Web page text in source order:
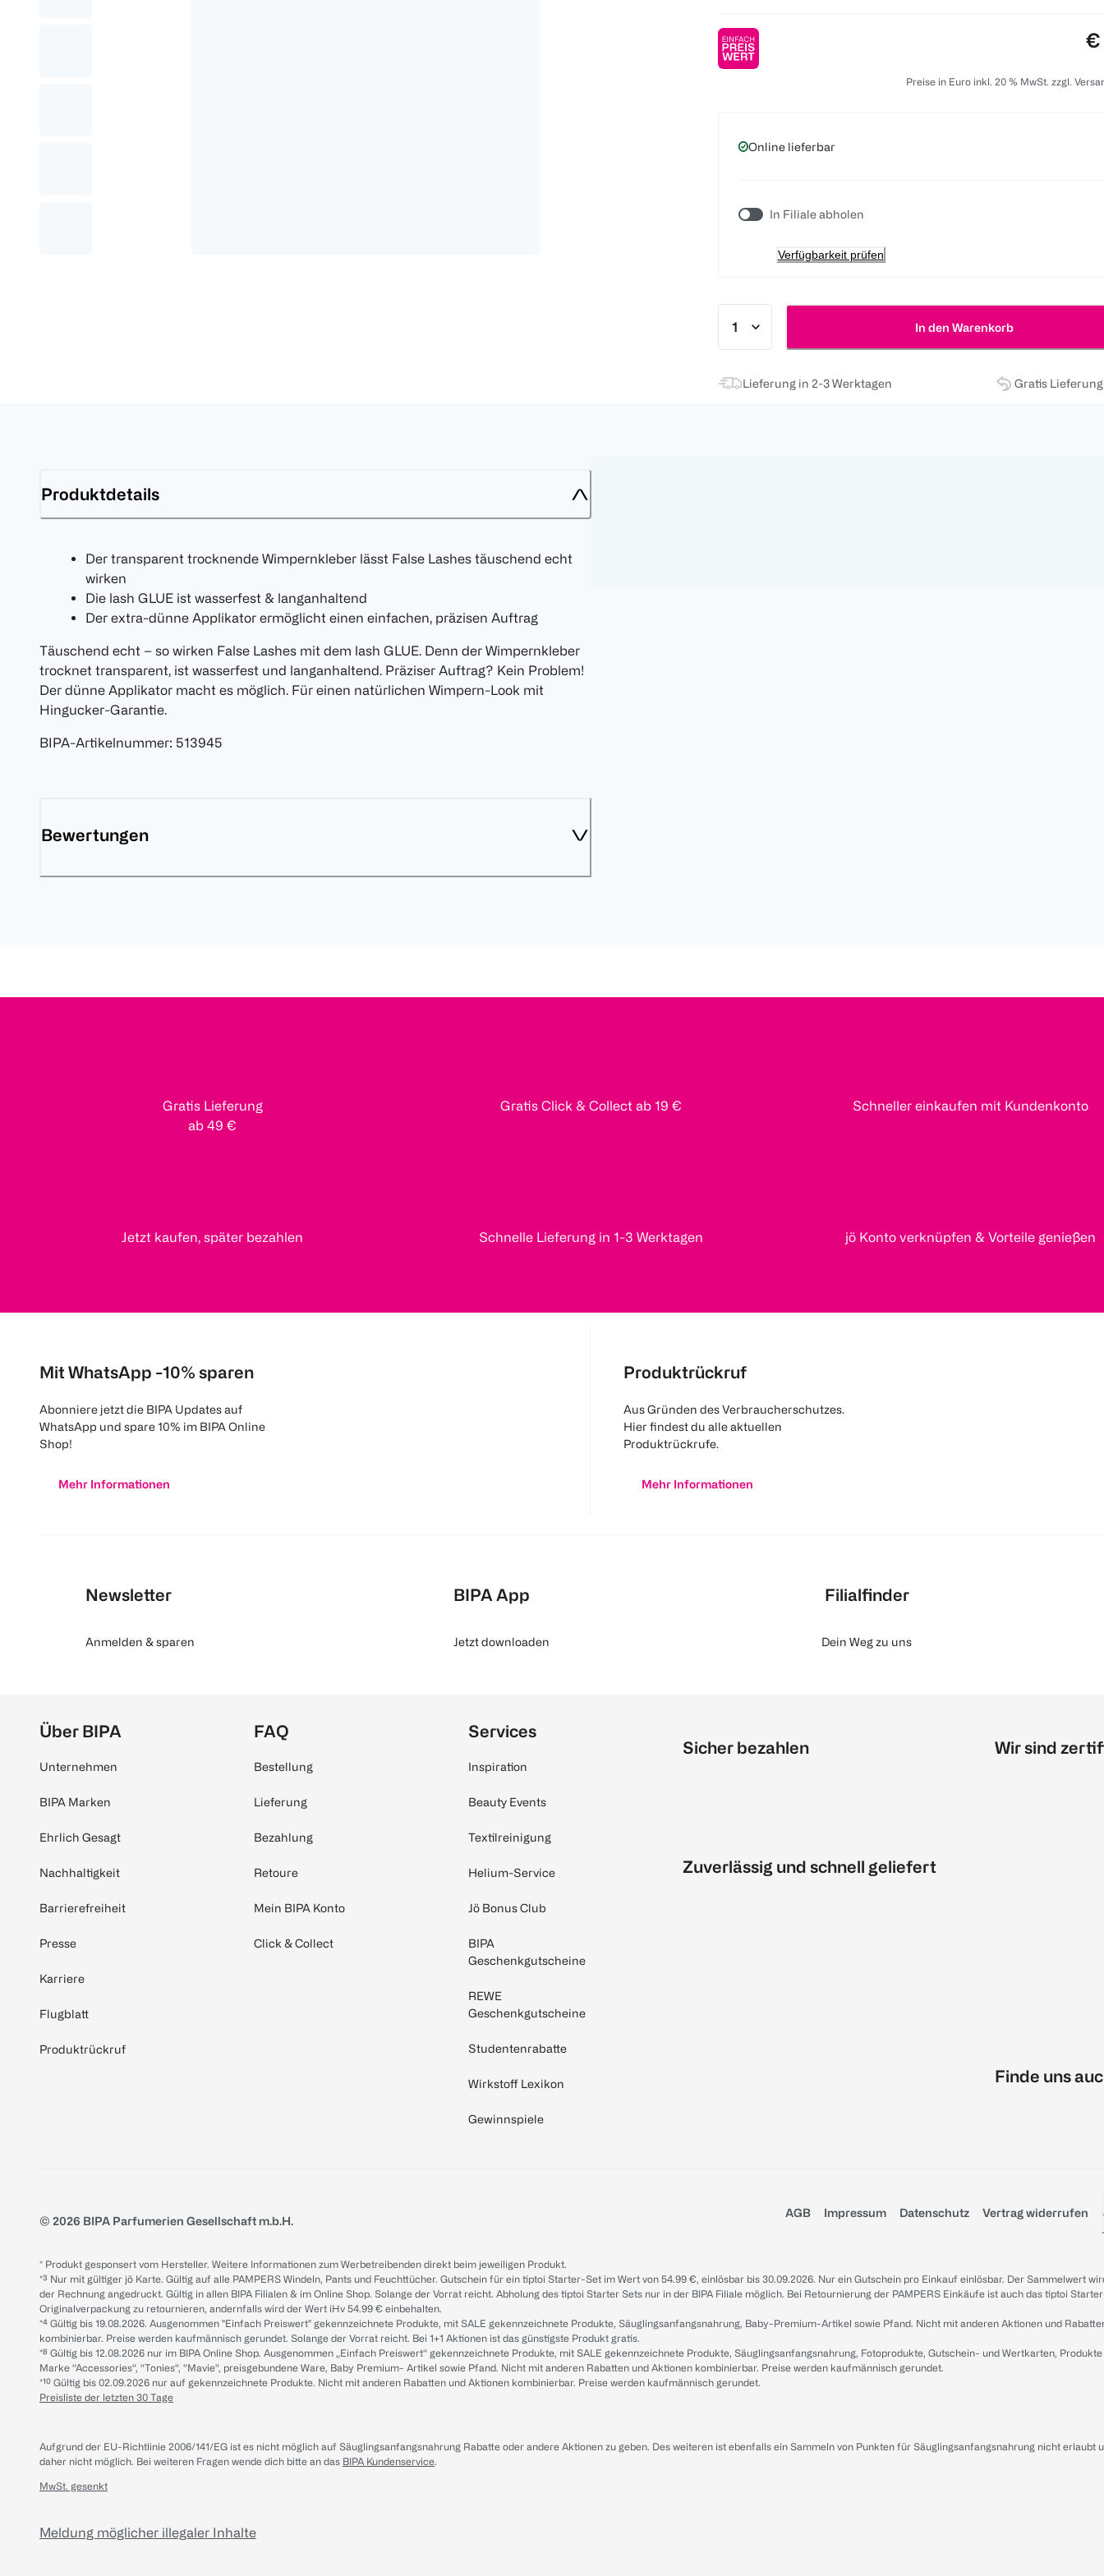
€
Preise in Euro inkl. 20 % MwSt. zzgl.
Online lieferbar
In Filiale abholen
Verfügbarkeit prüfen
In den Warenkorb
Lieferung in 2-3 Werktagen Gratis
Produktdetails
Der transparent trocknende Wimpernkleber lässt False Lashes täuschend echt
wirken
Die lash GLUE ist wasserfest & langanhaltend
Der extra-dünne Applikator ermöglicht einen einfachen, präzisen Auftrag
Täuschend echt – so wirken False Lashes mit dem lash GLUE. Denn der Wimpernkleber
trocknet transparent, ist wasserfest und langanhaltend. Präziser Auftrag? Kein Problem!
Der dünne Applikator macht es möglich. Für einen natürlichen Wimpern-Look mit
Hingucker-Garantie.
BIPA-Artikelnummer: 513945
Bewertungen
Gratis Lieferung
ab 49 €
Gratis Click & Collect ab 19 € Schneller einkaufen mit Kundenkonto
Jetzt kaufen, später bezahlen Schnelle Lieferung in 1-3 Werktagen jö Konto verknüpfen & Vorteile genießen
Mit WhatsApp -10% sparen
Abonniere jetzt die BIPA Updates auf
WhatsApp und spare 10% im BIPA Online
Shop!
Mehr Informationen
Produktrückruf
Aus Gründen des Verbraucherschutzes.
Hier findest du alle aktuellen
Produktrückrufe.
Mehr Informationen
Newsletter
Anmelden & sparen
BIPA App
Jetzt downloaden
Filialfinder
Dein Weg zu uns
Über BIPA
Unternehmen
BIPA Marken
Ehrlich Gesagt
Nachhaltigkeit
Barrierefreiheit
Presse
Karriere
Flugblatt
Produktrückruf
FAQ
Bestellung
Lieferung
Bezahlung
Retoure
Mein BIPA Konto
Click & Collect
Services
Inspiration
Beauty Events
Textilreinigung
Helium-Service
Jö Bonus Club
BIPA
Geschenkgutscheine
REWE
Geschenkgutscheine
Studentenrabatte
Wirkstoff Lexikon
Gewinnspiele
Sicher bezahlen
Zuverlässig und schnell geliefert
Wir sind
Finde uns
© 2026 BIPA Parfumerien Gesellschaft m.b.H.
AGB Impressum Datenschutz Vertrag widerrufen
* Produkt gesponsert vom Hersteller. Weitere Informationen zum Werbetreibenden direkt beim jeweiligen Produkt.
*³ Nur mit gültiger jö Karte. Gültig auf alle PAMPERS Windeln, Pants und Feuchttücher. Gutschein für ein tiptoi Starter-Set im Wert von 54.99 €, einlösbar bis 30.09.2026. Nur ein Gutschein pro Einkauf einlösbar. Der Sammelwert
der Rechnung angedruckt. Gültig in allen BIPA Filialen & im Online Shop. Solange der Vorrat reicht. Abholung des tiptoi Starter Sets nur in der BIPA Filiale möglich. Bei Retournierung der PAMPERS Einkäufe ist auch das tiptoi
Originalverpackung zu retournieren, andernfalls wird der Wert iHv 54.99 € einbehalten.
*⁴ Gültig bis 19.08.2026. Ausgenommen "Einfach Preiswert" gekennzeichnete Produkte, mit SALE gekennzeichnete Produkte, Säuglingsanfangsnahrung, Baby-Premium-Artikel sowie Pfand. Nicht mit anderen Aktionen und
kombinierbar. Preise werden kaufmännisch gerundet. Solange der Vorrat reicht. Bei 1+1 Aktionen ist das günstigste Produkt gratis.
*⁸ Gültig bis 12.08.2026 nur im BIPA Online Shop. Ausgenommen „Einfach Preiswert“ gekennzeichnete Produkte, mit SALE gekennzeichnete Produkte, Säuglingsanfangsnahrung, Fotoprodukte, Gutschein- und Wertkarten,
Marke “Accessories“, “Tonies“, “Mavie“, preisgebundene Ware, Baby Premium- Artikel sowie Pfand. Nicht mit anderen Rabatten und Aktionen kombinierbar. Preise werden kaufmännisch gerundet.
*¹⁰ Gültig bis 02.09.2026 nur auf gekennzeichnete Produkte. Nicht mit anderen Rabatten und Aktionen kombinierbar. Preise werden kaufmännisch gerundet.
Preisliste der letzten 30 Tage
Aufgrund der EU-Richtlinie 2006/141/EG ist es nicht möglich auf Säuglingsanfangsnahrung Rabatte oder andere Aktionen zu geben. Des weiteren ist ebenfalls ein Sammeln von Punkten für Säuglingsanfangsnahrung nicht erlaubt
daher nicht möglich. Bei weiteren Fragen wende dich bitte an das BIPA Kundenservice.
MwSt. gesenkt
Meldung möglicher illegaler Inhalte